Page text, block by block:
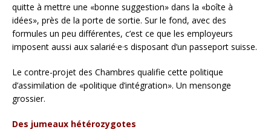
quitte à mettre une «bonne suggestion» dans la «boîte à
idées», près de la porte de sortie. Sur le fond, avec des
formules un peu différentes, c’est ce que les employeurs
imposent aussi aux salarié·e·s disposant d’un passeport suisse.
Le contre-projet des Chambres qualifie cette politique
d’assimilation de «politique d’intégration». Un mensonge
grossier.
Des jumeaux hétérozygotes